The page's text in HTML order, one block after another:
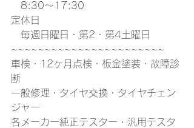
8:30〜17:30
定休日
毎週日曜日・第2・第4土曜日
~~~~~~~~~~~~~~~~~~~~~~~
車検・12ヶ月点検・板金塗装・故障診
断
一般修理・タイヤ交換・タイヤチェン
ジャー
各メーカー純正テスター・汎用テスタ